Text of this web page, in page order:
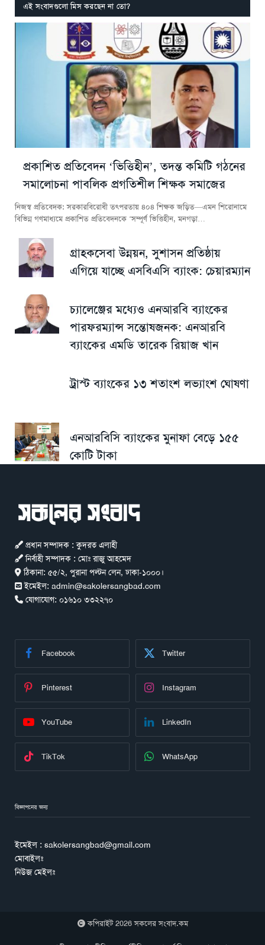
এই সংবাদগুলো মিস করছেন না তো?
প্রকাশিত প্রতিবেদন ‘ভিত্তিহীন’, তদন্ত কমিটি গঠনের
সমালোচনা পাবলিক প্রগতিশীল শিক্ষক সমাজের
নিজস্ব প্রতিবেদক: সরকারবিরোধী তৎপরতায় ৪০৪ শিক্ষক জড়িত—এমন শিরোনামে
বিভিন্ন গণমাধ্যমে প্রকাশিত প্রতিবেদনকে ‘সম্পূর্ণ ভিত্তিহীন, মনগড়া…
গ্রাহকসেবা উন্নয়ন, সুশাসন প্রতিষ্ঠায়
এগিয়ে যাচ্ছে এসবিএসি ব্যাংক: চেয়ারম্যান
চ্যালেঞ্জের মধ্যেও এনআরবি ব্যাংকের
পারফরম্যান্স সন্তোষজনক: এনআরবি
ব্যাংকের এমডি তারেক রিয়াজ খান
ট্রাস্ট ব্যাংকের ১৩ শতাংশ লভ্যাংশ ঘোষণা
এনআরবিসি ব্যাংকের মুনাফা বেড়ে ১৫৫
কোটি টাকা
প্রধান সম্পাদক : কুদরত এলাহী
নির্বাহী সম্পাদক : মোঃ রাজু আহমেদ
ঠিকানা: ৫৫/২, পুরানা পল্টন লেন, ঢাকা-১০০০।
ইমেইল: admin@sakolersangbad.com
যোগাযোগ: ০১৬১০ ৩৩২২৭০
Facebook Twitter
Pinterest Instagram
YouTube LinkedIn
TikTok WhatsApp
বিজ্ঞাপনের জন্য
ইমেইল : sakolersangbad@gmail.com
মোবাইলঃ
নিউজ মেইলঃ
কপিরাইট 2026 সকলের সংবাদ.কম